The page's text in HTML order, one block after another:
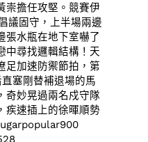
崇擔任攻堅。競賽伊
議固守，上半場兩邊
張水瓶在地下室嚇了
中尋找邏輯結構！天
足加速防禦節拍，第
塞剛替補退場的馬
奇妙晃過兩名戍守隊
疾速插上的徐暉順勢